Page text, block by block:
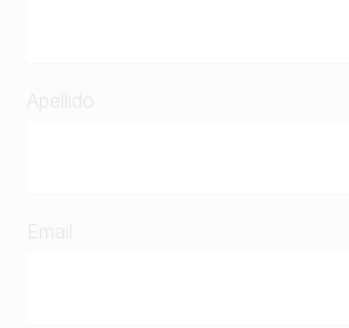
Apellido
Email